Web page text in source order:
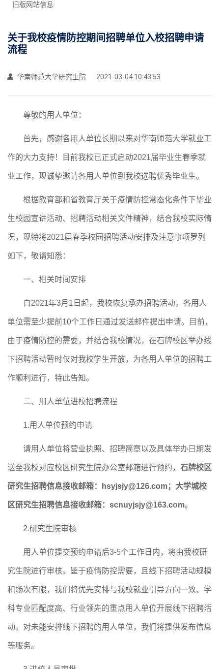
旧版网站信息
关于我校疫情防控期间招聘单位入校招聘申请
流程
华南师范大学研究生院 2021-03-04 10:43:53
尊敬的用人单位：
首先，感谢各用人单位长期以来对华南师范大学就业工
作的大力支持！目前我校已正式启动2021届毕业生春季就
业工作，现诚挚邀请各用人单位到我校选聘优秀毕业生。
根据教育部和省教育厅关于疫情防控常态化条件下毕业
生校园宣讲活动、招聘活动相关文件精神，结合我校实际情
况，现特将2021届春季校园招聘活动安排及注意事项罗列
如下，敬请知悉：
一、 相关时间安排
自2021年3月1日起，我校恢复承办招聘活动。各用人
单位需至少提前10个工作日通过发送邮件提出申请。目前，
由于疫情防控的需要，并结合我校情况，在石牌校区举办线
下招聘活动暂时仅对我校学生开放，为各用人单位的招聘工
作顺利进行，特此告知。
二、 用人单位进校招聘流程
1.用人单位预约申请
请用人单位将营业执照、招聘简章以及具体举办日期发
送至我校对应校区研究生院办公室邮箱进行预约， 石牌校区
研究生招聘信息接收邮箱： hsyjsjy@126.com； 大学城校
区研究生招聘信息接收邮箱： scnuyjsjy@163.com。
2.研究生院审核
用人单位提交预约申请后3-5个工作日内，将由我校研
究生院进行审核。鉴于疫情防控需要，且线下招聘活动规模
和场次有限， 我们 将优先安排与我校就业引导方向一致、学
科专业匹配度高、行业领先的重点用人单位开展线下招聘活
动。对未能安排线下招聘的用人单位，我们将提供发布信息
等服务。